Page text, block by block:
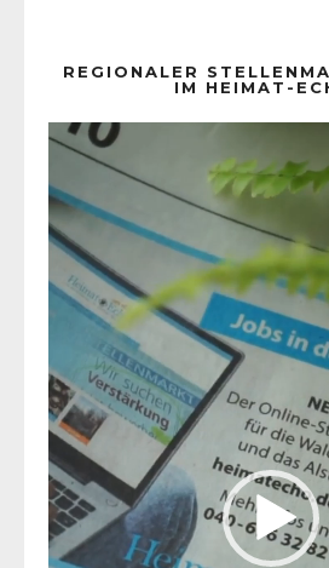
REGIONALER
IM HEIMAT-
Player